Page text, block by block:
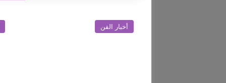
أخبار الفن